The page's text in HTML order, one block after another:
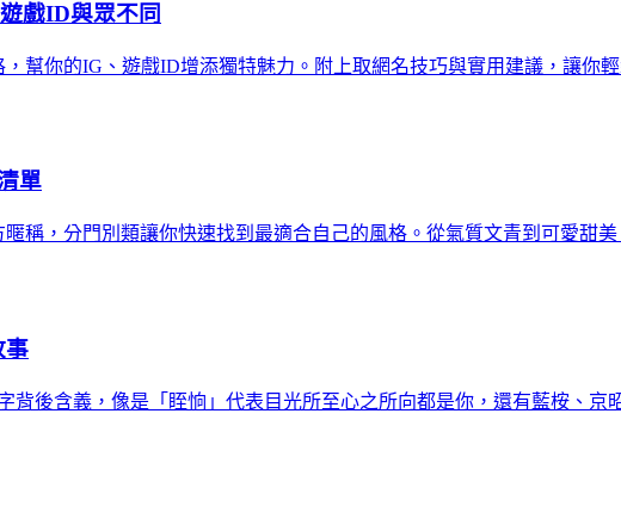
戲ID與眾不同
幫你的IG、遊戲ID增添獨特魅力。附上取網名技巧與實用建議，讓你
單
稱，分門別類讓你快速找到最適合自己的風格。從氣質文青到可愛甜
事
後含義，像是「眰恦」代表目光所至心之所向都是你，還有藍桉、京